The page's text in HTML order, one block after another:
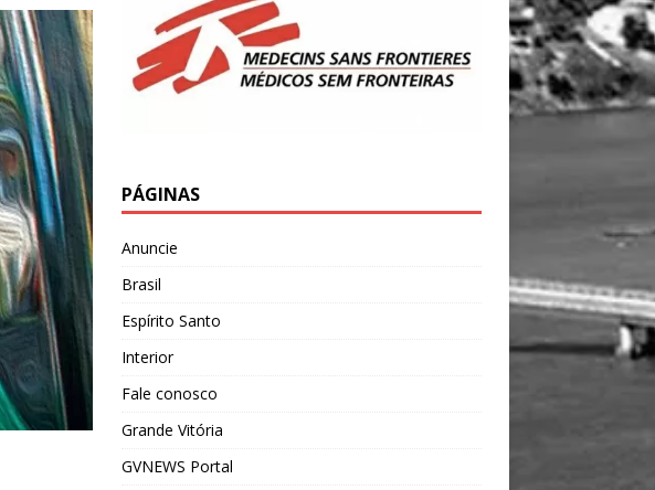
PÁGINAS
Anuncie
Brasil
Espírito Santo
Interior
Fale conosco
Grande Vitória
GVNEWS Portal